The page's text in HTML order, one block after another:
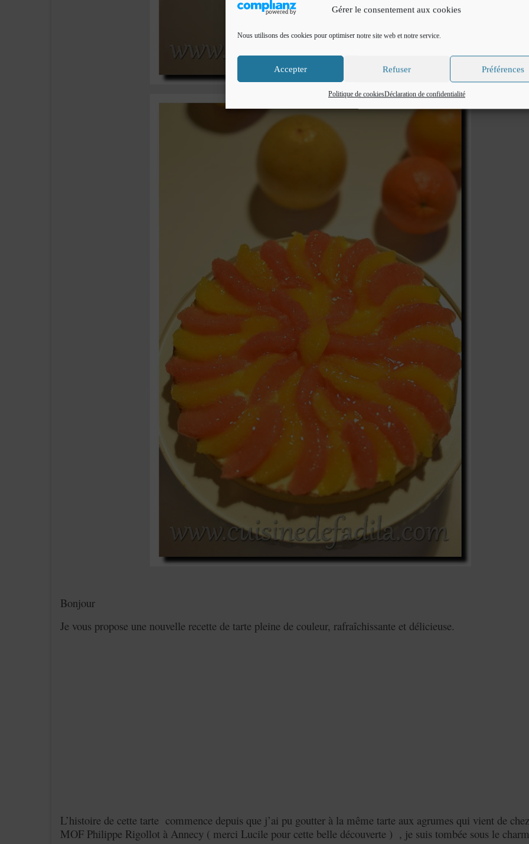
Gérer le consentement aux cookies
Nous utilisons des cookies pour optimiser notre site web et notre service.
Accepter Refuser Préférences
Politique de cookiesDéclaration de confidentialité
Bonjour
Je vous propose une nouvelle recette de tarte pleine de couleur, rafraîchissante et délicieuse.
L’histoire de cette tarte commence depuis que j’ai pu goutter à la même tarte aux agrumes qui vient de
MOF Philippe Rigollot à Annecy ( merci Lucile pour cette belle découverte ) , je suis tombée sous le